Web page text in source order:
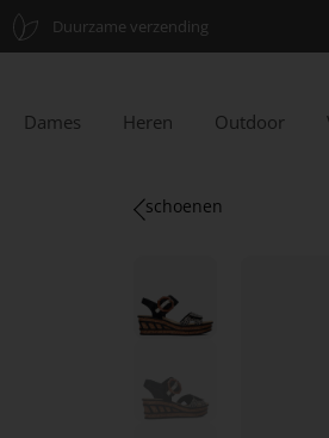
Duurzame verzending
Dames Heren Outdoor
schoenen